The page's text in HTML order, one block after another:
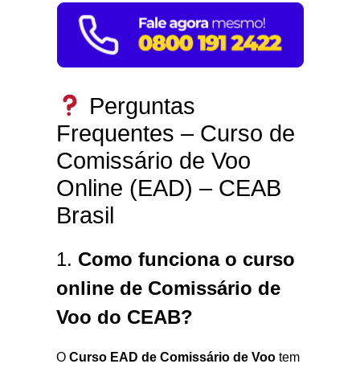
Perguntas
Frequentes – Curso de
Comissário de Voo
Online (EAD) – CEAB
Brasil
1. Como funciona o curso
online de Comissário de
Voo do CEAB?
O Curso EAD de Comissário de Voo tem